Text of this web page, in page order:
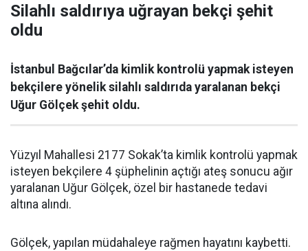
Silahlı saldırıya uğrayan bekçi şehit
oldu
İstanbul Bağcılar’da kimlik kontrolü yapmak isteyen
bekçilere yönelik silahlı saldırıda yaralanan bekçi
Uğur Gölçek şehit oldu.
Yüzyıl Mahallesi 2177 Sokak’ta kimlik kontrolü yapmak
isteyen bekçilere 4 şüphelinin açtığı ateş sonucu ağır
yaralanan Uğur Gölçek, özel bir hastanede tedavi
altına alındı.
Gölçek, yapılan müdahaleye rağmen hayatını kaybetti.